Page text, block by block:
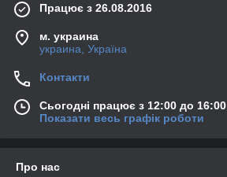
Працює з 26.08.2016
м. украина
украина, Україна
Контакти
Сьогодні працює з 12:00 до 16:00
Показати весь графік роботи
Про нас